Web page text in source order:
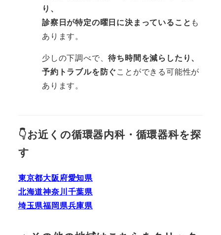
り、
診察日が特定の曜日に決まっていること も
あります。
少しの下調べで、待ち時間を減らしたり、
予約トラブルを防ぐ ことができる可能性が
あります。
👇お近くの循環器内科・循環器科を探
す
東京都大阪府愛知県
北海道神奈川 千葉県
埼玉県福岡県兵庫県